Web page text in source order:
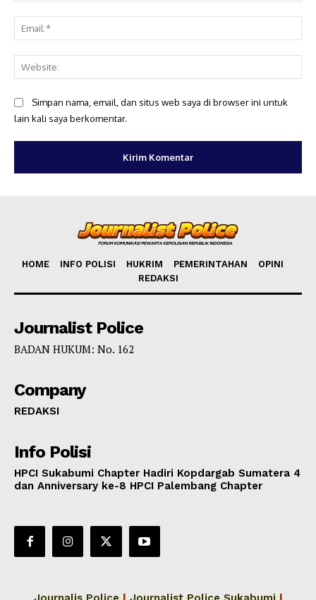
Simpan nama, email, dan situs web saya di browser ini untuk
lain kali saya berkomentar.
HOME INFO POLISI HUKRIM PEMERINTAHAN
OPINI
REDAKSI
Journalist Police
BADAN HUKUM: No. 162
Company
REDAKSI
Info Polisi
HPCI Sukabumi Chapter Hadiri Kopdargab Sumatera 4
dan Anniversary ke-8 HPCI Palembang Chapter